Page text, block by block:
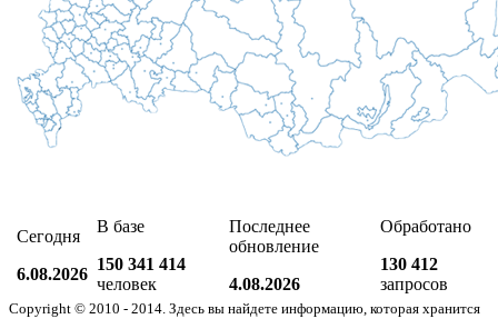
Сегодня
6.08.2026
В базе
150 341 414
человек
Последнее
обновление
4.08.2026
Обработано
130 412
запросов
Copyright © 2010 - 2014. Здесь вы найдете информацию, которая хранится